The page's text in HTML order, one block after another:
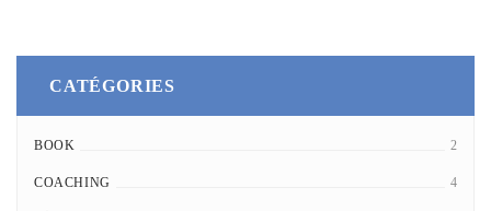
CATÉGORIES
BOOK 2
COACHING 4